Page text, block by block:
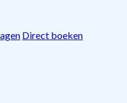
Direct boeken